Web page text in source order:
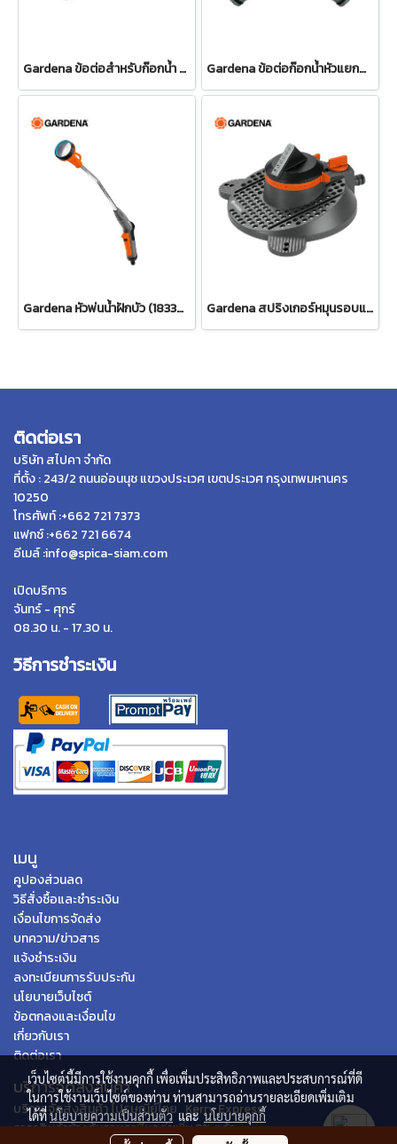
Gardena ข้อต่อสำหรับก๊อกน้ำ ขนาด 3/4" (26.5 มม.) (00921-50) Gardena ข้อต่อก๊อกน้ำหัวแยกสองทาง 26.5 มม. (3/4") (00938-20)
Gardena หัวพ่นน้ำฝักบัว (18330-20) Gardena สปริงเกอร์หมุนรอบแบบปรับได้ Tango (02065-20)
ติดต่อเรา
บริษัท สไปคา จำกัด
ที่ตั้ง : 243/2 ถนนอ่อนนุช แขวงประเวศ เขตประเวศ กรุงเทพมหานคร
10250
โทรศัพท์ :+662 721 7373
แฟกซ์ :+662 721 6674
อีเมล์ :info@spica-siam.com
เปิดบริการ
จันทร์ - ศุกร์
08.30 น. - 17.30 น.
วิธีการชำระเงิน
เมนู
คูปองส่วนลด
วิธีสั่งซื้อและชำระเงิน
เงื่อนไขการจัดส่ง
บทความ/ข่าวสาร
แจ้งชำระเงิน
ลงทะเบียนการรับประกัน
นโยบายเว็บไซต์
ข้อตกลงและเงื่อนไข
เกี่ยวกับเรา
ติดต่อเรา
บริการจัดส่งสินค้า
บริการจัดส่งสินค้า ไปรษณีย์ไทย , Kerry Express
ราคาสินค้าข้างต้นรวมภาษีมูลค่าเพิ่ม 7% แล้ว
เว็บไซต์นี้มีการใช้งานคุกกี้ เพื่อเพิ่มประสิทธิภาพและประสบการณ์ที่ดี
ในการใช้งานเว็บไซต์ของท่าน ท่านสามารถอ่านรายละเอียดเพิ่มเติม
ได้ที่นโยบายความเป็นส่วนตัวและนโยบายคุกกี้